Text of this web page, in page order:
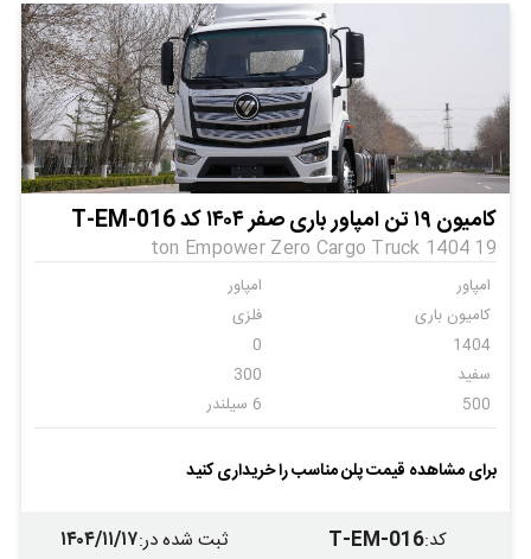
کامیون ۱۹ تن امپاور باری صفر ۱۴۰۴ کد T-EM-016
19 ton Empower Zero Cargo Truck 1404
امپاور
امپاور
کامیون باری
فلزی
1404
0
سفید
300
500
6 سیلندر
ندارد
ندارد
برای مشاهده قیمت پلن مناسب را خریداری کنید
کد:
T-EM-016 ثبت شده در:۱۴۰۴/۱۱/۱۷